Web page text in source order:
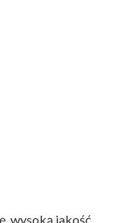
wysoką jakość